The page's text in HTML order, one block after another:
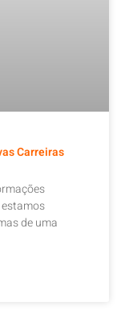
Carreiras
de uma